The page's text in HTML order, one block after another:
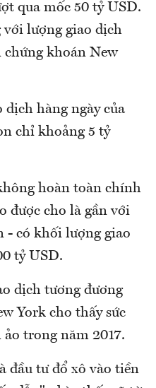
qua mốc 50 tỷ USD.
với lượng giao dịch
chứng khoán New
hàng ngày của
chỉ khoảng 5 tỷ
hoàn toàn chính
được cho là gần với
- có khối lượng giao
tỷ USD.
dịch tương đương
York cho thấy sức
trong năm 2017.
đầu tư đổ xô vào tiền